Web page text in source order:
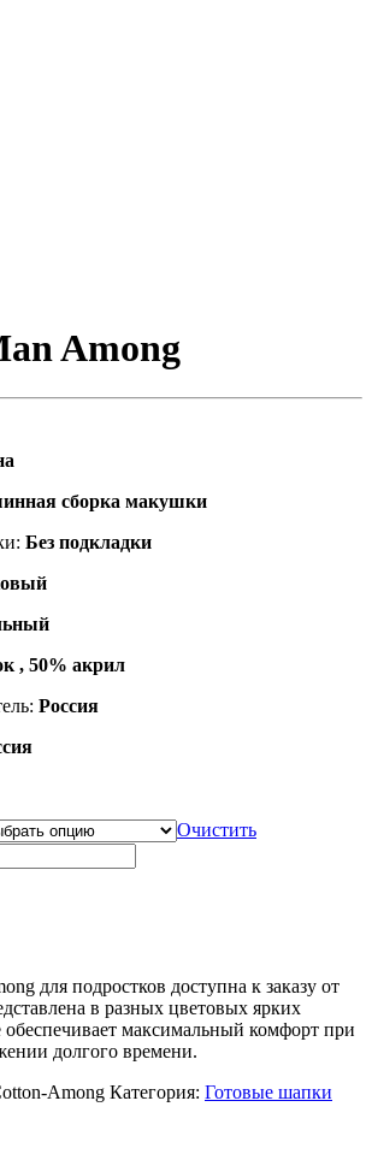
Among
сборка макушки
Без подкладки
, 50% акрил
Россия
Очистить
для подростков доступна к заказу от
в разных цветовых ярких
максимальный комфорт при
долгого времени.
Among Категория: Готовые шапки